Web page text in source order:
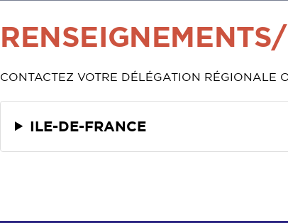
CONTACTEZ VOTRE DÉLÉGATION RÉGIONALE
ILE-DE-FRANCE